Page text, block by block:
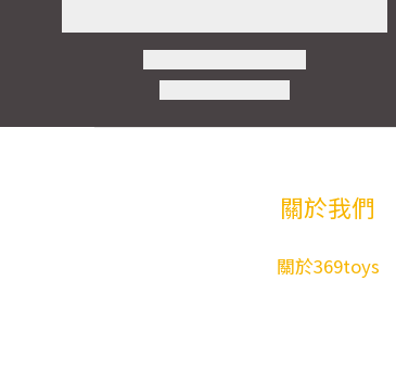
關於我們
關於369toys